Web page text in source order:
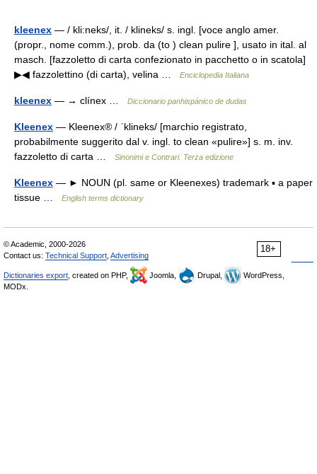
kleenex — / kli:neks/, it. / klineks/ s. ingl. [voce anglo amer.
(propr., nome comm.), prob. da (to ) clean pulire ], usato in ital. al
masch. [fazzoletto di carta confezionato in pacchetto o in scatola]
▶◀ fazzolettino (di carta), velina …
Enciclopedia Italiana
kleenex — → clínex … Diccionario panhispánico de dudas
Kleenex — Kleenex® / ˈklineks/ [marchio registrato,
probabilmente suggerito dal v. ingl. to clean «pulire»] s. m. inv.
fazzoletto di carta …
Sinonimi e Contrari. Terza edizione
Kleenex — ► NOUN (pl. same or Kleenexes) trademark ▪ a paper
tissue …
English terms dictionary
18+
© Academic, 2000-2026
Contact us: Technical Support Advertising
Dictionaries export , created on PHP, Joomla, Drupal,
WordPress,
MODx.